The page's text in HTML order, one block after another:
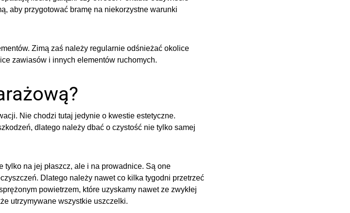
aby przygotować bramę na niekorzystne warunki
Zimą zaś należy regularnie odśnieżać okolice
zawiasów i innych elementów ruchomych.
Nie chodzi tutaj jedynie o kwestie estetyczne.
dlatego należy dbać o czystość nie tylko samej
na jej płaszcz, ale i na prowadnice. Są one
Dlatego należy nawet co kilka tygodni przetrzeć
powietrzem, które uzyskamy nawet ze zwykłej
utrzymywane wszystkie uszczelki.